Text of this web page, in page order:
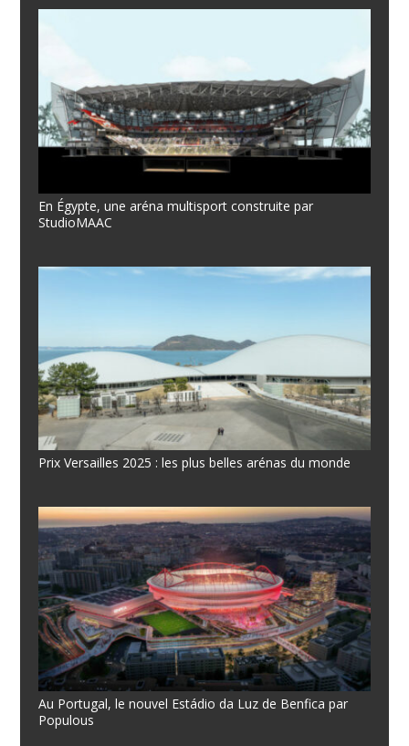
En Égypte, une aréna multisport construite par
StudioMAAC
Prix Versailles 2025 : les plus belles arénas du monde
Au Portugal, le nouvel Estádio da Luz de Benfica par
Populous